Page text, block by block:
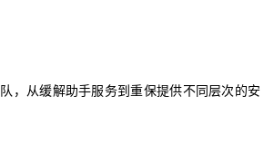
，从缓解助手服务到重保提供不同层次的安